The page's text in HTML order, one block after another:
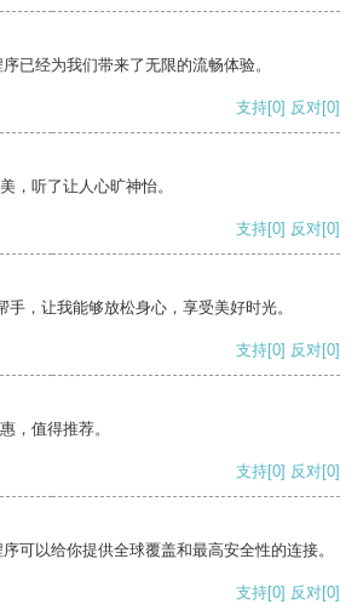
已经为我们带来了无限的流畅体验。
支持[0] 反对[0]
，听了让人心旷神怡。
支持[0] 反对[0]
手，让我能够放松身心，享受美好时光。
支持[0] 反对[0]
，值得推荐。
支持[0] 反对[0]
可以给你提供全球覆盖和最高安全性的连接。
支持[0] 反对[0]